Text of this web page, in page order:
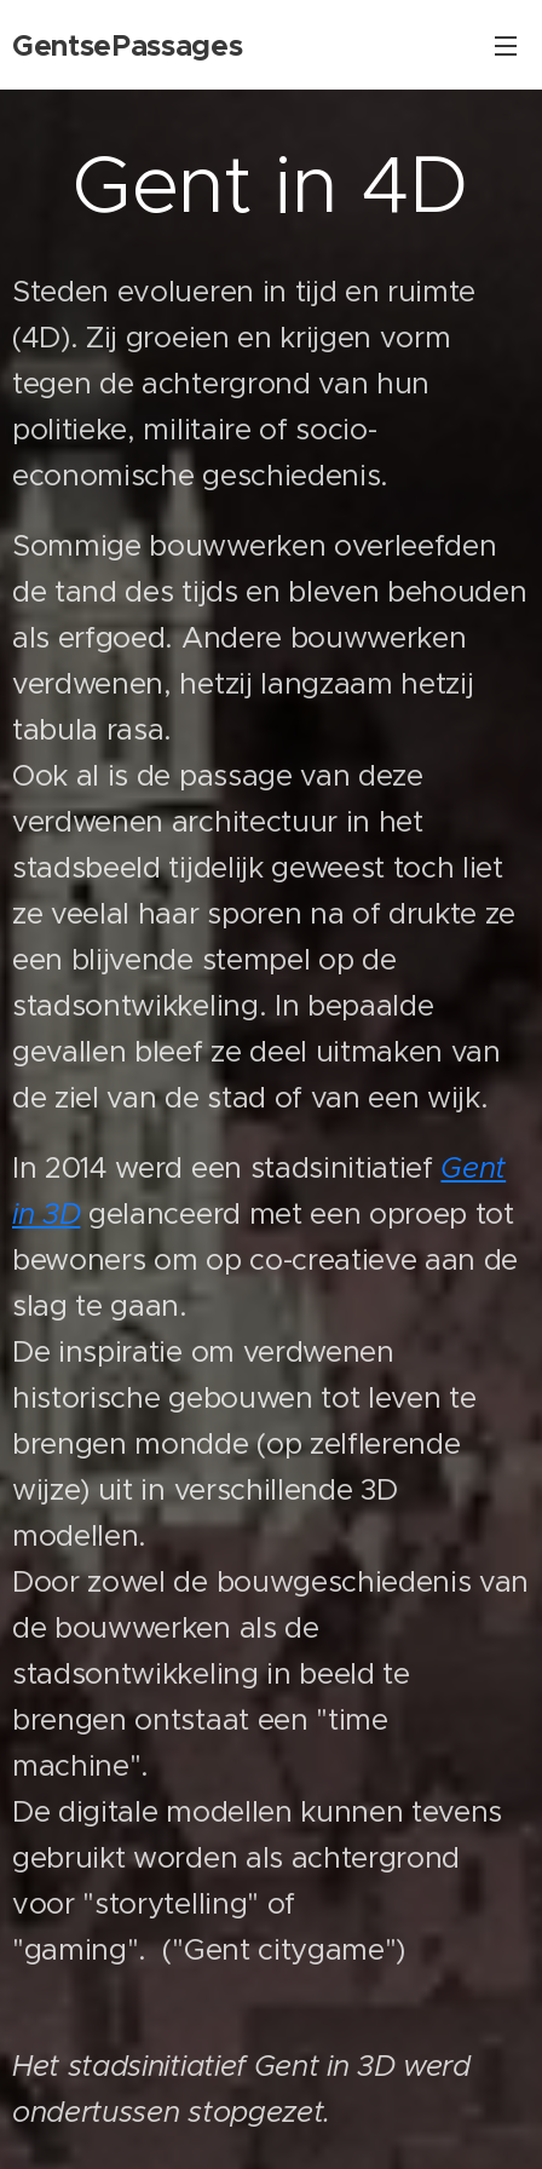
GentsePassages
Gent in 4D
Steden evolueren in tijd en ruimte
(4D). Zij groeien en krijgen vorm
tegen de achtergrond van hun
politieke, militaire of socio-
economische geschiedenis.
Sommige bouwwerken overleefden
de tand des tijds en bleven behouden
als erfgoed. Andere bouwwerken
verdwenen, hetzij langzaam hetzij
tabula rasa.
Ook al is de passage van deze
verdwenen architectuur in het
stadsbeeld tijdelijk geweest toch liet
ze veelal haar sporen na of drukte ze
een blijvende stempel op de
stadsontwikkeling. In bepaalde
gevallen bleef ze deel uitmaken van
de ziel van de stad of van een wijk.
In 2014 werd een stadsinitiatief Gent
in 3Dgelanceerd met een oproep tot
bewoners om op co-creatieve aan de
slag te gaan.
De inspiratie om verdwenen
historische gebouwen tot leven te
brengen mondde (op zelflerende
wijze) uit in verschillende 3D
modellen.
Door zowel de bouwgeschiedenis van
de bouwwerken als de
stadsontwikkeling in beeld te
brengen ontstaat een "time
machine".
De digitale modellen kunnen tevens
gebruikt worden als achtergrond
voor "storytelling" of
"gaming". ("Gent citygame")
Het stadsinitiatief Gent in 3D werd
ondertussen stopgezet.